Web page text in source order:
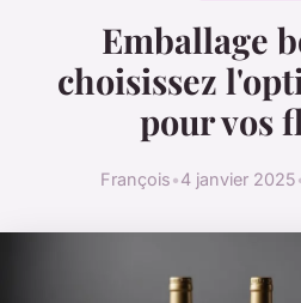
Emballage
choisissez
pour vos
François•4 janvier 2025